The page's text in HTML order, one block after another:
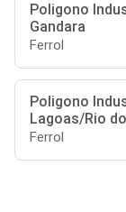
Poligono
Gandara
Ferrol
Poligono
Lagoas/Rio
Ferrol